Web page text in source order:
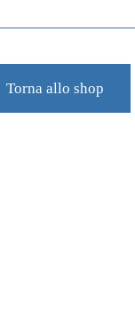
Torna allo shop